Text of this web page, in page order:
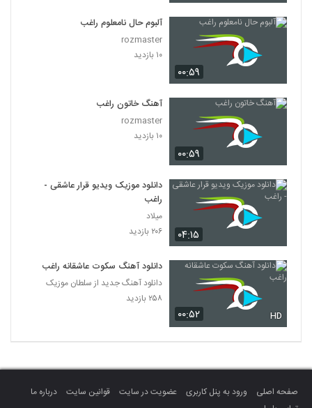
۰۰:۵۹
آلبوم حال نامعلوم راغب
rozmaster
۱۰ بازدید
۰۰:۵۹
آهنگ خاتون راغب
rozmaster
۱۰ بازدید
۰۴:۱۵
دانلود موزیک ویدیو قرار عاشقی -
راغب
میلاد
۲۰۶ بازدید
۰۰:۵۲ HD
دانلود آهنگ سکوت عاشقانه راغب
دانلود آهنگ جدید از سلطان موزیک
۲۵۸ بازدید
صفحه اصلی ورود به پنل کاربری عضویت در سایت قوانین سایت
درباره ما